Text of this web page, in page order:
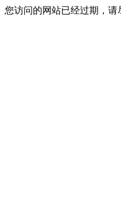
您访问的网站已经过期，